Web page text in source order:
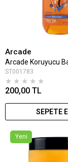
Arcade
ST001783
★ ★ ★ ★ ★
200,00 TL
SEPETE
Yeni